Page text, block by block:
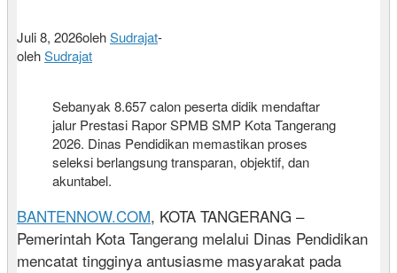
Juli 8, 2026olehSudrajat-
olehSudrajat
Sebanyak 8.657 calon peserta didik mendaftar
jalur Prestasi Rapor SPMB SMP Kota Tangerang
2026. Dinas Pendidikan memastikan proses
seleksi berlangsung transparan, objektif, dan
akuntabel.
BANTENNOW.COM, KOTA TANGERANG –
Pemerintah Kota Tangerang melalui Dinas Pendidikan
mencatat tingginya antusiasme masyarakat pada